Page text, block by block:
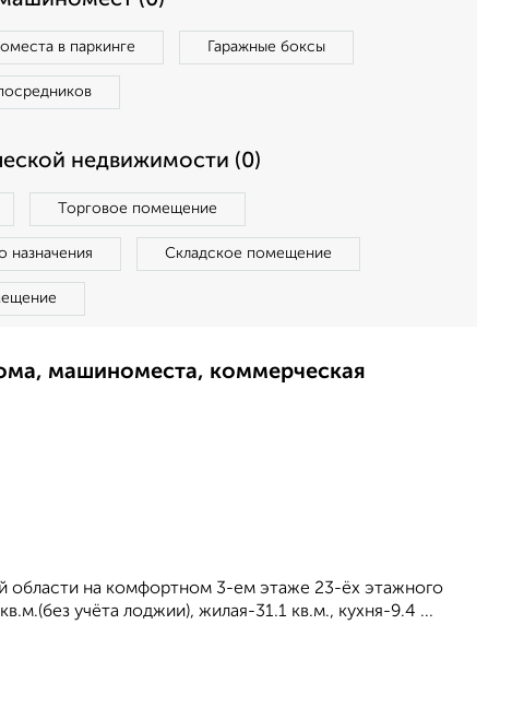
в паркинге Гаражные боксы
недвижимости (0)
Торговое помещение
назначения Складское помещение
машиноместа, коммерческая
области на комфортном 3-ем этаже 23-ёх этажного
учёта лоджии), жилая-31.1 кв.м., кухня-9.4 ...